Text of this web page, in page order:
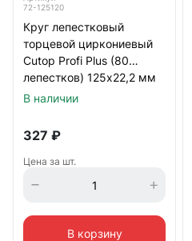
72-125120
Круг лепестковый
торцевой циркониевый
Cutop Profi Plus (80
лепестков) 125х22,2 мм
Р120 (CUTOP)
В наличии
327 ₽
Цена за шт.
В корзину